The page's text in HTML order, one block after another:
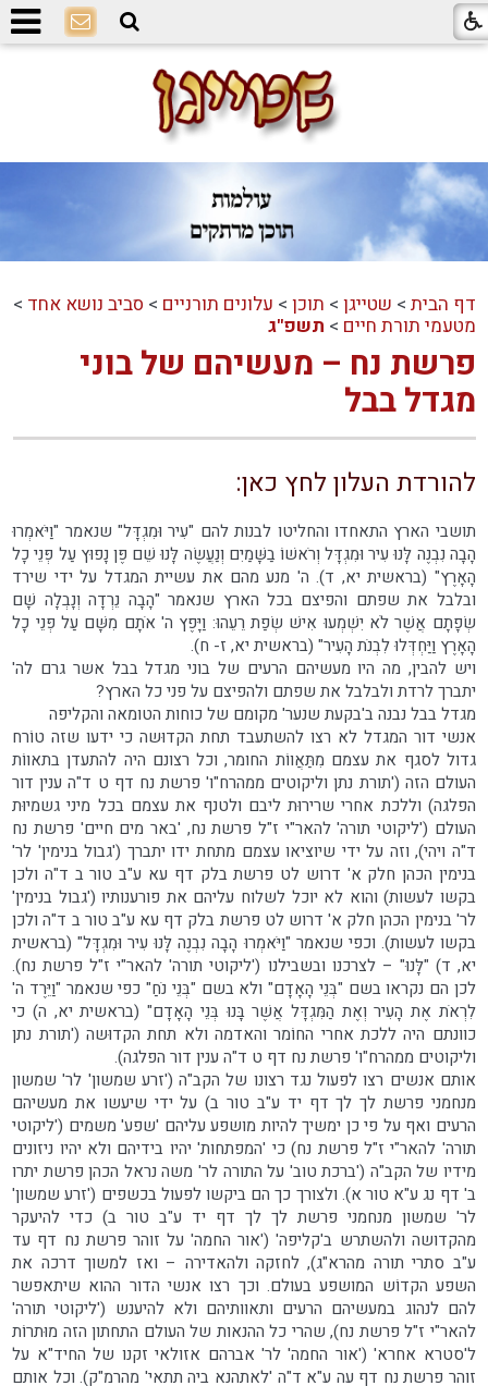
דף הבית > שטייגן > תוכן > עלונים תורניים > סביב נושא אחד >
מטעמי תורת חיים > תשפ"ג
פרשת נח – מעשיהם של בוני
מגדל בבל
להורדת העלון לחץ כאן:
תושבי הארץ התאחדו והחליטו לבנות להם "עִיר וּמִגְדָּל" שנאמר "וַיֹּאמְרוּ
הָבָה נִבְנֶה לָּנוּ עִיר וּמִגְדָּל וְרֹאשׁוֹ בַשָּׁמַיִם וְנַעֲשֶׂה לָּנוּ שֵׁם פֶּן נָפוּץ עַל פְּנֵי כָל
הָאָרֶץ" (בראשית יא, ד). ה' מנע מהם את עשיית המגדל על ידי שירד
ובלבל את שפתם והפיצם בכל הארץ שנאמר "הָבָה נֵרְדָה וְנָבְלָה שָׁם
שְׂפָתָם אֲשֶׁר לֹא יִשְׁמְעוּ אִישׁ שְׂפַת רֵעֵהוּ: וַיָּפֶץ ה' אֹתָם מִשָּׁם עַל פְּנֵי כָל
הָאָרֶץ וַיַּחְדְּלוּ לִבְנֹת הָעִיר" (בראשית יא, ז- ח).
ויש להבין, מה היו מעשיהם הרעים של בוני מגדל בבל אשר גרם לה'
יתברך לרדת ולבלבל את שפתם ולהפיצם על פני כל הארץ?
מגדל בבל נבנה ב'בקעת שנער' מקומם של כוחות הטומאה והקליפה
אנשי דור המגדל לא רצו להשתעבד תחת הקדוּשה כי ידעו שזה טוֹרח
גדול לסגף את עצמם מִתַּאֲווֹת החומר, וכל רצונם היה להתעדן בתאווֹת
העולם הזה ('תורת נתן וליקוטים ממהרח"ו' פרשת נח דף ט ד"ה ענין דור
הפלגה) וללכת אחרי שרירוּת ליבם ולטנף את עצמם בכל מיני גשמיוּת
העולם ('ליקוטי תורה' להאר"י ז"ל פרשת נח, 'באר מים חיים' פרשת נח
ד"ה ויהי), וזה על ידי שיוציאו עצמם מתחת ידו יתברך ('גבול בנימין' לר'
בנימין הכהן חלק א' דרוש לט פרשת בלק דף עא ע"ב טור ב ד"ה ולכן
בקשו לעשות) והוא לא יוכל לשלוח עליהם את פורענותיו ('גבול בנימין'
לר' בנימין הכהן חלק א' דרוש לט פרשת בלק דף עא ע"ב טור ב ד"ה ולכן
בקשו לעשות). וכפי שנאמר "וַיֹּאמְרוּ הָבָה נִבְנֶה לָּנוּ עִיר וּמִגְדָּל" (בראשית
יא, ד) "לָּנוּ" – לצרכנו ובשבילנו ('ליקוטי תורה' להאר"י ז"ל פרשת נח).
לכן הם נקראו בשם "בְּנֵי הָאָדָם" ולא בשם "בְּנֵי נֹחַ" כפי שנאמר "וַיֵּרֶד ה'
לִרְאֹת אֶת הָעִיר וְאֶת הַמִּגְדָּל אֲשֶׁר בָּנוּ בְּנֵי הָאָדָם" (בראשית יא, ה) כי
כוונתם היה ללכת אחרי החוֹמר והאדמה ולא תחת הקדוּשה ('תורת נתן
וליקוטים ממהרח"ו' פרשת נח דף ט ד"ה ענין דור הפלגה).
אותם אנשים רצו לפעול נגד רצונו של הקב"ה ('זרע שמשון' לר' שמשון
מנחמני פרשת לך לך דף יד ע"ב טור ב) על ידי שיעשו את מעשיהם
הרעים ואף על פי כן ימשיך להיות מושפע עליהם 'שפע' משמים ('ליקוטי
תורה' להאר"י ז"ל פרשת נח) כי 'המפתחות' יהיו בידיהם ולא יהיו ניזונים
מידיו של הקב"ה ('ברכת טוב' על התורה לר' משה נראל הכהן פרשת יתרו
ב' דף נג ע"א טור א). ולצורך כך הם ביקשו לפעול בכשפים ('זרע שמשון'
לר' שמשון מנחמני פרשת לך לך דף יד ע"ב טור ב) כדי להיעקר
מהקדושה ולהשתרש ב'קליפה' ('אור החמה' על זוהר פרשת נח דף עד
ע"ב סתרי תורה מהרא"ג), לחזקה ולהאדירה – ואז למשוך דרכה את
השפע הקדוֹש המושפע בעולם. וכך רצו אנשי הדור ההוא שיתאפשר
להם לנהוג במעשיהם הרעים ותאוותיהם ולא להיענש ('ליקוטי תורה'
להאר"י ז"ל פרשת נח), שהרי כל ההנאות של העולם התחתון הזה מוּתרוֹת
ל'סטרא אחרא' ('אור החמה' לר' אברהם אזולאי זקנו של החיד"א על
זוהר פרשת נח דף עה ע"א ד"ה 'לאתהנא ביה תתאי' מהרמ"ק). וכל אותם